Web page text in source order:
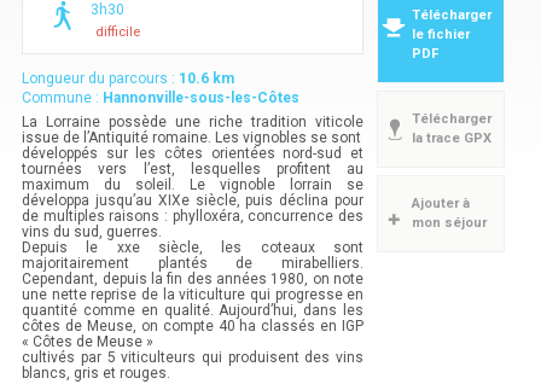
3h30
difficile
Longueur du parcours : 10.6 km
Commune : Hannonville-sous-les-Côtes
La Lorraine possède une riche tradition viticole
issue de l’Antiquité romaine. Les vignobles se sont
développés sur les côtes orientées nord-sud et
tournées vers l’est, lesquelles profitent au
maximum du soleil. Le vignoble lorrain se
développa jusqu’au XIXe siècle, puis déclina pour
de multiples raisons : phylloxéra, concurrence des
vins du sud, guerres.
Depuis le xxe siècle, les coteaux sont
majoritairement plantés de mirabelliers.
Cependant, depuis la fin des années 1980, on note
une nette reprise de la viticulture qui progresse en
quantité comme en qualité. Aujourd’hui, dans les
côtes de Meuse, on compte 40 ha classés en IGP
« Côtes de Meuse »
cultivés par 5 viticulteurs qui produisent des vins
blancs, gris et rouges.
Télécharger
le fichier
PDF
Télécharger
la trace GPX
Ajouter à
mon séjour